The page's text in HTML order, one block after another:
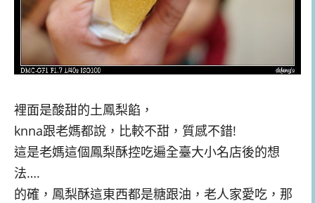
裡面是酸甜的土鳳梨餡，
knna跟老媽都說，比較不甜，質感不錯!
這是老媽這個鳳梨酥控吃遍全臺大小名店後的想
法….
的確，鳳梨酥這東西都是糖跟油，老人家愛吃，那